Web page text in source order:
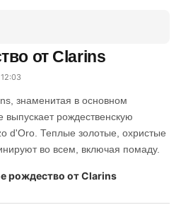
от Clarins
12:03
знаменитая в основном
выпускает рождественскую
d'Oro. Теплые золотые, охристые
во всем, включая помаду.